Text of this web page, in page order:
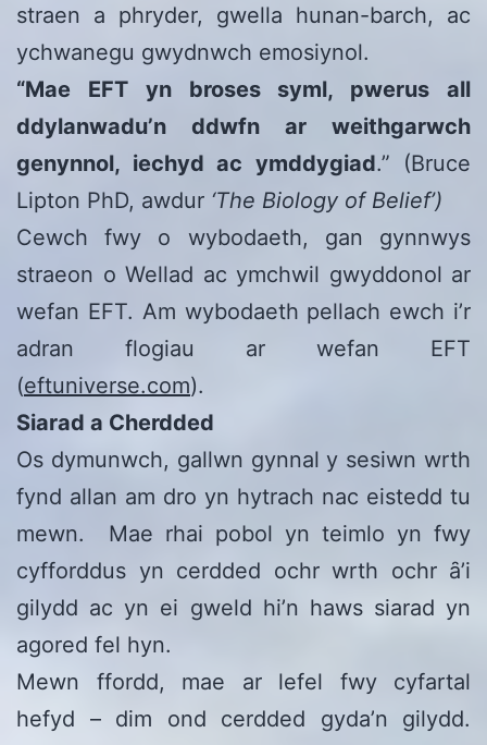
straen a phryder, gwella hunan-barch, ac
ychwanegu gwydnwch emosiynol.
“Mae EFT yn broses syml, pwerus all
ddylanwadu’n ddwfn ar weithgarwch
genynnol, iechyd ac ymddygiad.” (Bruce
Lipton PhD, awdur ‘The Biology of Belief’)
Cewch fwy o wybodaeth, gan gynnwys
straeon o Wellad ac ymchwil gwyddonol ar
wefan EFT. Am wybodaeth pellach ewch i’r
adran flogiau ar wefan EFT
(eftuniverse.com).
Siarad a Cherdded
Os dymunwch, gallwn gynnal y sesiwn wrth
fynd allan am dro yn hytrach nac eistedd tu
mewn. Mae rhai pobol yn teimlo yn fwy
cyfforddus yn cerdded ochr wrth ochr ȃ’i
gilydd ac yn ei gweld hi’n haws siarad yn
agored fel hyn.
Mewn ffordd, mae ar lefel fwy cyfartal
hefyd – dim ond cerdded gyda’n gilydd.